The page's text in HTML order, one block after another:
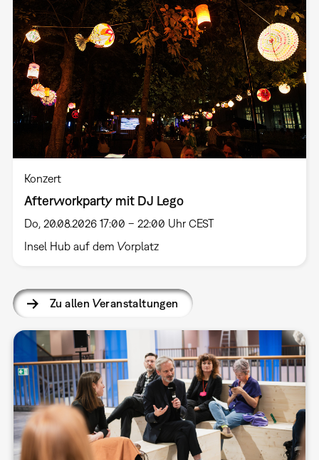
Konzert
Afterworkparty mit DJ Lego
Do, 20.08.2026 17:00 – 22:00 Uhr CEST
Insel Hub auf dem Vorplatz
Zu allen Veranstaltungen